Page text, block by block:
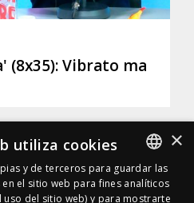
(8x35): Vibrato ma
SPANISH
×
utiliza cookies
y de terceros para guardar las
el sitio web para fines analíticos
del sitio web) y para mostrarte